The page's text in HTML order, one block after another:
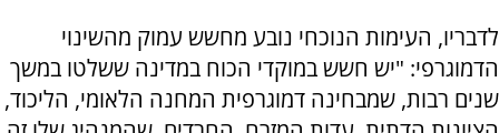
לדבריו, העימות הנוכחי נובע מחשש עמוק מהשינוי
הדמוגרפי: "יש חשש במוקדי הכוח במדינה ששלטו במשך
שנים רבות, שמבחינה דמוגרפית המחנה הלאומי, הליכוד,